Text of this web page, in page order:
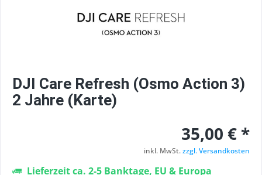
DJI Care Refresh (Osmo Action 3)
2 Jahre (Karte)
35,00 € *
inkl. MwSt.zzgl. Versandkosten
Lieferzeit ca. 2-5 Banktage, EU & Europa